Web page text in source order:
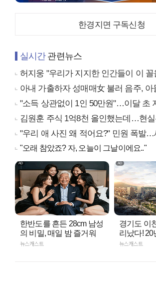
한경지면 구독신청
실시간관련뉴스
허지웅 "우리가 지지한 인간들이 이 꼴을
아내 가출하자 성매매女 불러 음주, 아
"소득 상관없이 1인 50만원"…이달 초
김원훈 주식 1억8천 올인했는데…현실
"우리 애 사진 왜 적어요?" 민원 폭발
"오래 참았죠? 자, 오늘이 그날이에요.."
한반도를 흔든 28cm 남성
의 비밀, 매일 밤 즐거워
뉴스캐스트
경기도 이
리났다! 20
뉴스캐스트